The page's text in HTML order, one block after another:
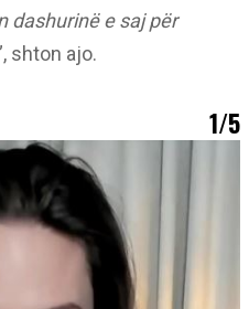
dashurinë e saj për
shton ajo.
1/5